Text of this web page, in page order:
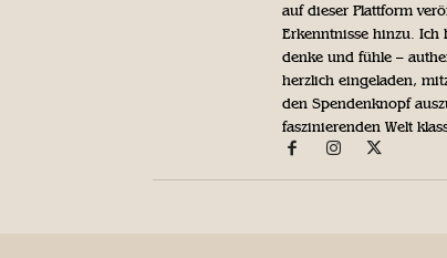
auf dieser Plattform
Erkenntnisse hinzu. Ich
denke und fühle –
herzlich eingeladen,
den Spendenknopf
faszinierenden Welt